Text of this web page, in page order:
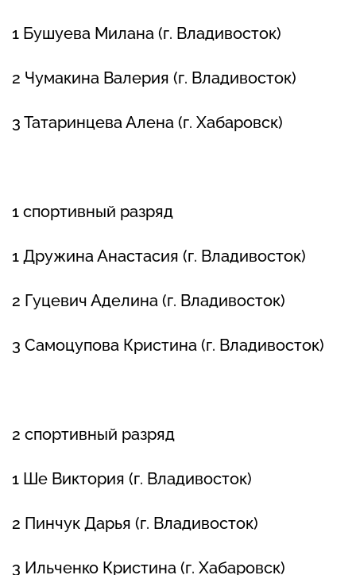
1 Бушуева Милана (г. Владивосток)
2 Чумакина Валерия (г. Владивосток)
3 Татаринцева Алена (г. Хабаровск)
1 спортивный разряд
1 Дружина Анастасия (г. Владивосток)
2 Гуцевич Аделина (г. Владивосток)
3 Самоцупова Кристина (г. Владивосток)
2 спортивный разряд
1 Ше Виктория (г. Владивосток)
2 Пинчук Дарья (г. Владивосток)
3 Ильченко Кристина (г. Хабаровск)